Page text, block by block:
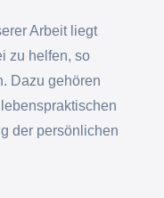
Arbeit liegt
zu helfen, so
Dazu gehören
der persönlichen